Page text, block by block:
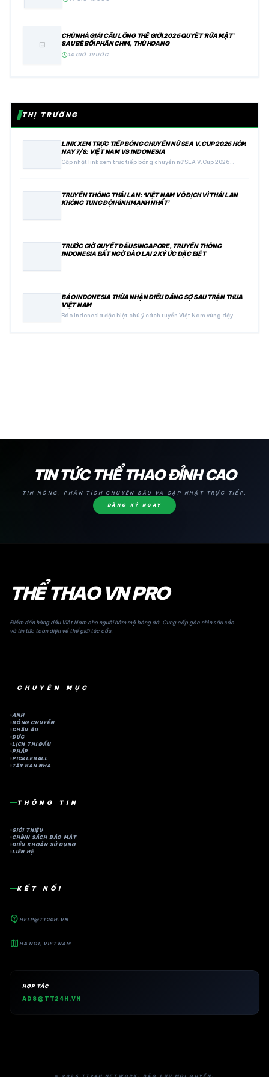
image
CHỦ NHÀ GIẢI CẦU LÔNG THẾ GIỚI 2026 QUYẾT ‘RỬA MẶT’
SAU BÊ BỐI PHÂN CHIM, THÚ HOANG
schedule14 GIỜ TRƯỚC
THỊ TRƯỜNG
LINK XEM TRỰC TIẾP BÓNG CHUYỀN NỮ SEA V.CUP 2026 HÔM
NAY 7/8: VIỆT NAM VS INDONESIA
Cập nhật link xem trực tiếp bóng chuyền nữ SEA V.Cup 2026…
TRUYỀN THÔNG THÁI LAN: ‘VIỆT NAM VÔ ĐỊCH VÌ THÁI LAN
KHÔNG TUNG ĐỘI HÌNH MẠNH NHẤT’
TRƯỚC GIỜ QUYẾT ĐẤU SINGAPORE, TRUYỀN THÔNG
INDONESIA BẤT NGỜ ĐÀO LẠI 2 KÝ ỨC ĐẶC BIỆT
BÁO INDONESIA THỪA NHẬN ĐIỀU ĐÁNG SỢ SAU TRẬN THUA
VIỆT NAM
Báo Indonesia đặc biệt chú ý cách tuyển Việt Nam vùng dậy…
TIN TỨC THỂ THAO ĐỈNH CAO
TIN NÓNG, PHÂN TÍCH CHUYÊN SÂU VÀ CẬP NHẬT TRỰC TIẾP.
ĐĂNG KÝ NGAY
THỂ THAO VN PRO
Điểm đến hàng đầu Việt Nam cho người hâm mộ bóng đá. Cung cấp góc nhìn sâu sắc
và tin tức toàn diện về thế giới túc cầu.
CHUYÊN MỤC
ANH
BÓNG CHUYỀN
CHÂU ÂU
ĐỨC
LỊCH THI ĐẤU
PHÁP
PICKLEBALL
TÂY BAN NHA
THÔNG TIN
GIỚI THIỆU
CHÍNH SÁCH BẢO MẬT
ĐIỀU KHOẢN SỬ DỤNG
LIÊN HỆ
KẾT NỐI
contact_support HELP@TT24H.VN
map HA NOI, VIET NAM
HỢP TÁC
ADS@TT24H.VN